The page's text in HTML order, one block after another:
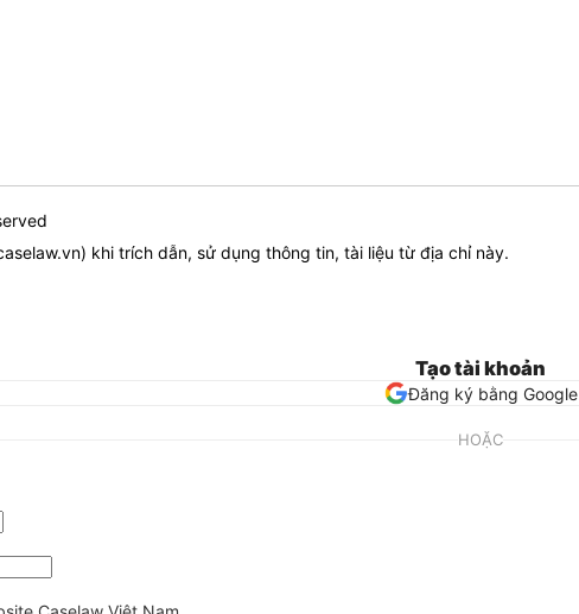
) khi trích dẫn, sử dụng thông tin, tài liệu từ địa chỉ này.
Tạo tài khoản
Đăng ký bằng Google
HOẶC